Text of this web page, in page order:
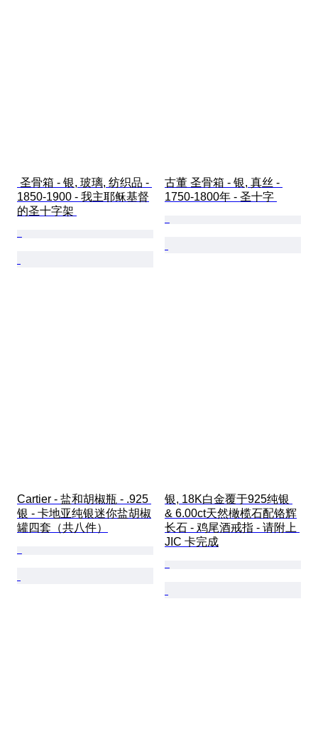
1850-1900 - 我主耶稣基督
的圣十字架
古董 圣骨箱 - 银, 真丝 -
1750-1800年 - 圣十字
Cartier - 盐和胡椒瓶 - .925
银 - 卡地亚纯银迷你盐胡椒
罐四套（共八件）
银, 18K白金覆于925纯银
& 6.00ct天然橄榄石配铬辉
长石 - 鸡尾酒戒指 - 请附上
JIC 卡完成